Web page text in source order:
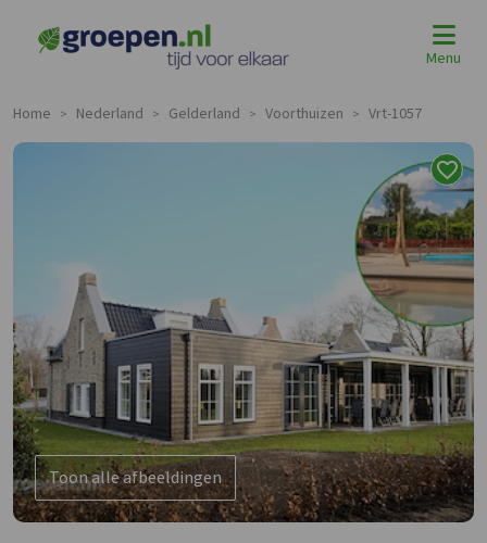
Menu
Home > Nederland > Gelderland > Voorthuizen > Vrt-1057
Toon alle afbeeldingen